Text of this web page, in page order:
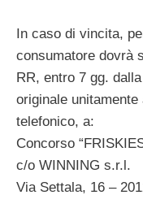
In caso di vincita,
consumatore dovrà
RR, entro 7 gg.
originale
telefonico, a:
Concorso
c/o WINNING s.r.l.
Via Settala, 16 –